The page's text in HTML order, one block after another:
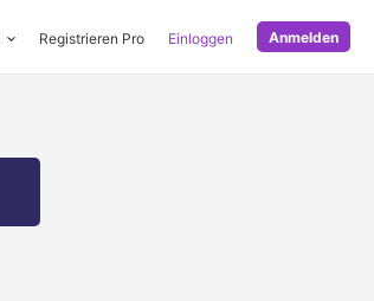
Registrieren Pro Einloggen Anmelden